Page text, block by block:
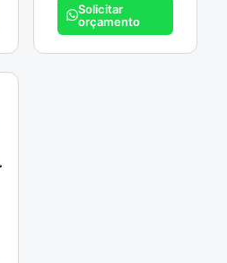
Solicitar
orçamento